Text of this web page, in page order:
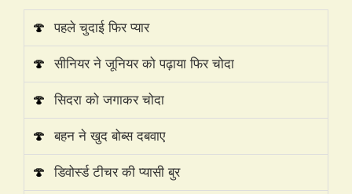
🍄 पहले चुदाई फिर प्यार
🍄 सीनियर ने जूनियर को पढ़ाया फिर चोदा
🍄 सिदरा को जगाकर चोदा
🍄 बहन ने खुद बोब्स दबवाए
🍄 डिवोर्स्ड टीचर की प्यासी बुर